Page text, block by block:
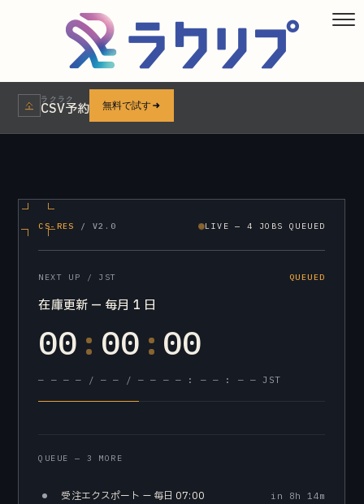
ラクラク
CSV予約 無料で試す
CS-RES / V2.0 LIVE — 4 JOBS QUEUED
NEXT UP / JST QUEUED
在庫更新 — 毎月 1 日
00 : 00 : 00
— — — — / — — / — — — — : — — : — — JST
QUEUE — 3 MORE
受注エクスポート — 毎日 07:00 in 8h 14m